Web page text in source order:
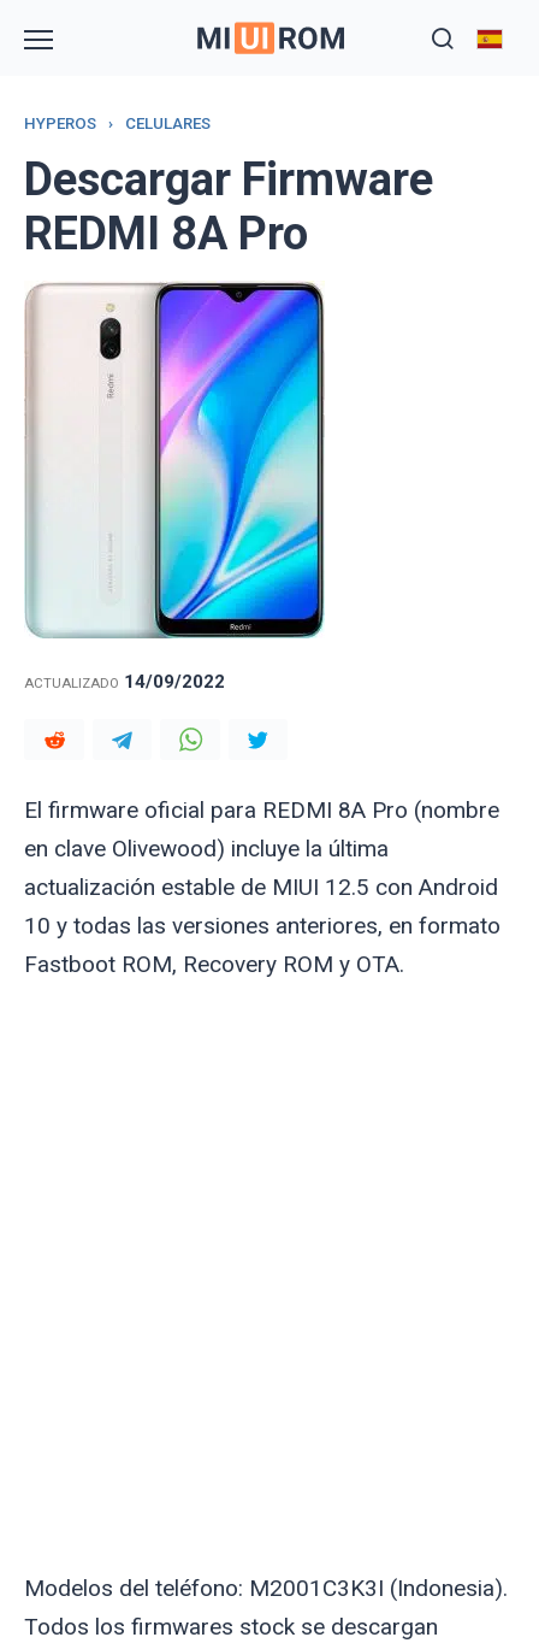
HYPEROS › CELULARES
Descargar Firmware
REDMI 8A Pro
ACTUALIZADO 14/09/2022
El firmware oficial para REDMI 8A Pro (nombre
en clave Olivewood) incluye la última
actualización estable de MIUI 12.5 con Android
10 y todas las versiones anteriores, en formato
Fastboot ROM, Recovery ROM y OTA.
Modelos del teléfono: M2001C3K3I (Indonesia).
Todos los firmwares stock se descargan